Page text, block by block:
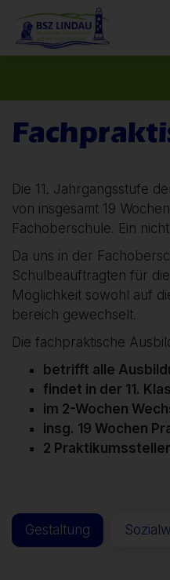
Die 11. Jahrgangsstufe
von insgesamt 19
Fachoberschule. Ein
Da uns in der
Schulbeauftragten für
Möglichkeit sowohl auf
bereich gewechselt.
Die fachpraktische
betrifft alle
findet in der 11.
im 2-Wochen
insg. 19 Wochen
2
Gestaltung